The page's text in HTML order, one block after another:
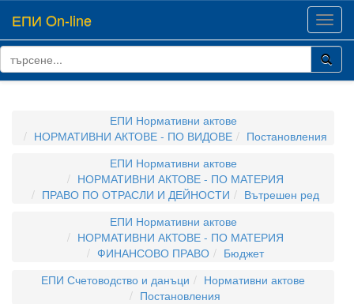
ЕПИ On-line
ЕПИ Нормативни актове
НОРМАТИВНИ АКТОВЕ - ПО ВИДОВЕ
Постановления
ЕПИ Нормативни актове
НОРМАТИВНИ АКТОВЕ - ПО МАТЕРИЯ
ПРАВО ПО ОТРАСЛИ И ДЕЙНОСТИ
Вътрешен ред
ЕПИ Нормативни актове
НОРМАТИВНИ АКТОВЕ - ПО МАТЕРИЯ
ФИНАНСОВО ПРАВО
Бюджет
ЕПИ Счетоводство и данъци
Нормативни актове
Постановления